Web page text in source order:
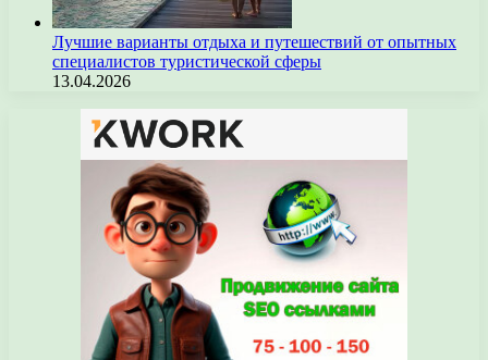
Лучшие варианты отдыха и путешествий от опытных
специалистов туристической сферы
13.04.2026